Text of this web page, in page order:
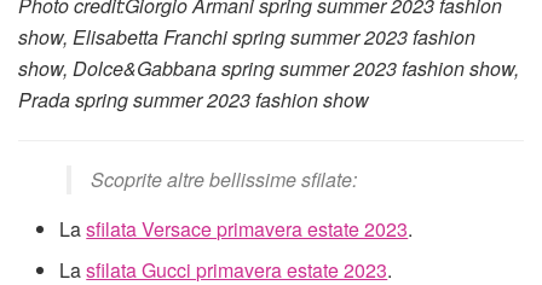
show, Elisabetta Franchi spring summer 2023 fashion
show, Dolce&Gabbana spring summer 2023 fashion show,
Prada spring summer 2023 fashion show
Scoprite altre bellissime sfilate:
Lasfilata Versace primavera estate 2023.
Lasfilata Gucci primavera estate 2023.